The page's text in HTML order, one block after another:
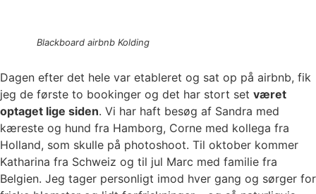
Blackboard airbnb Kolding
Dagen efter det hele var etableret og sat op på airbnb, fik
jeg de første to bookinger og det har stort set været
optaget lige siden. Vi har haft besøg af Sandra med
kæreste og hund fra Hamborg, Corne med kollega fra
Holland, som skulle på photoshoot. Til oktober kommer
Katharina fra Schweiz og til jul Marc med familie fra
Belgien. Jeg tager personligt imod hver gang og sørger for